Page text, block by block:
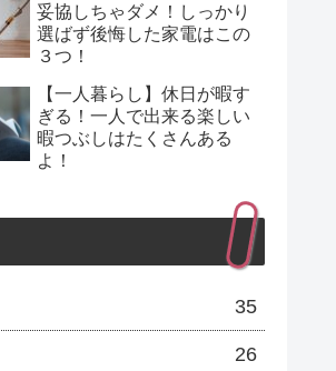
妥協しちゃダメ！しっかり
選ばず後悔した家電はこの
３つ！
【一人暮らし】休日が暇す
ぎる！一人で出来る楽しい
暇つぶしはたくさんある
よ！
35
26